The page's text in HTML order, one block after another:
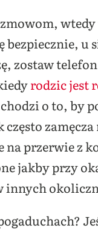
u
zostaw
rodzic jest
o to, by
przerwie z
jakby przy
innych